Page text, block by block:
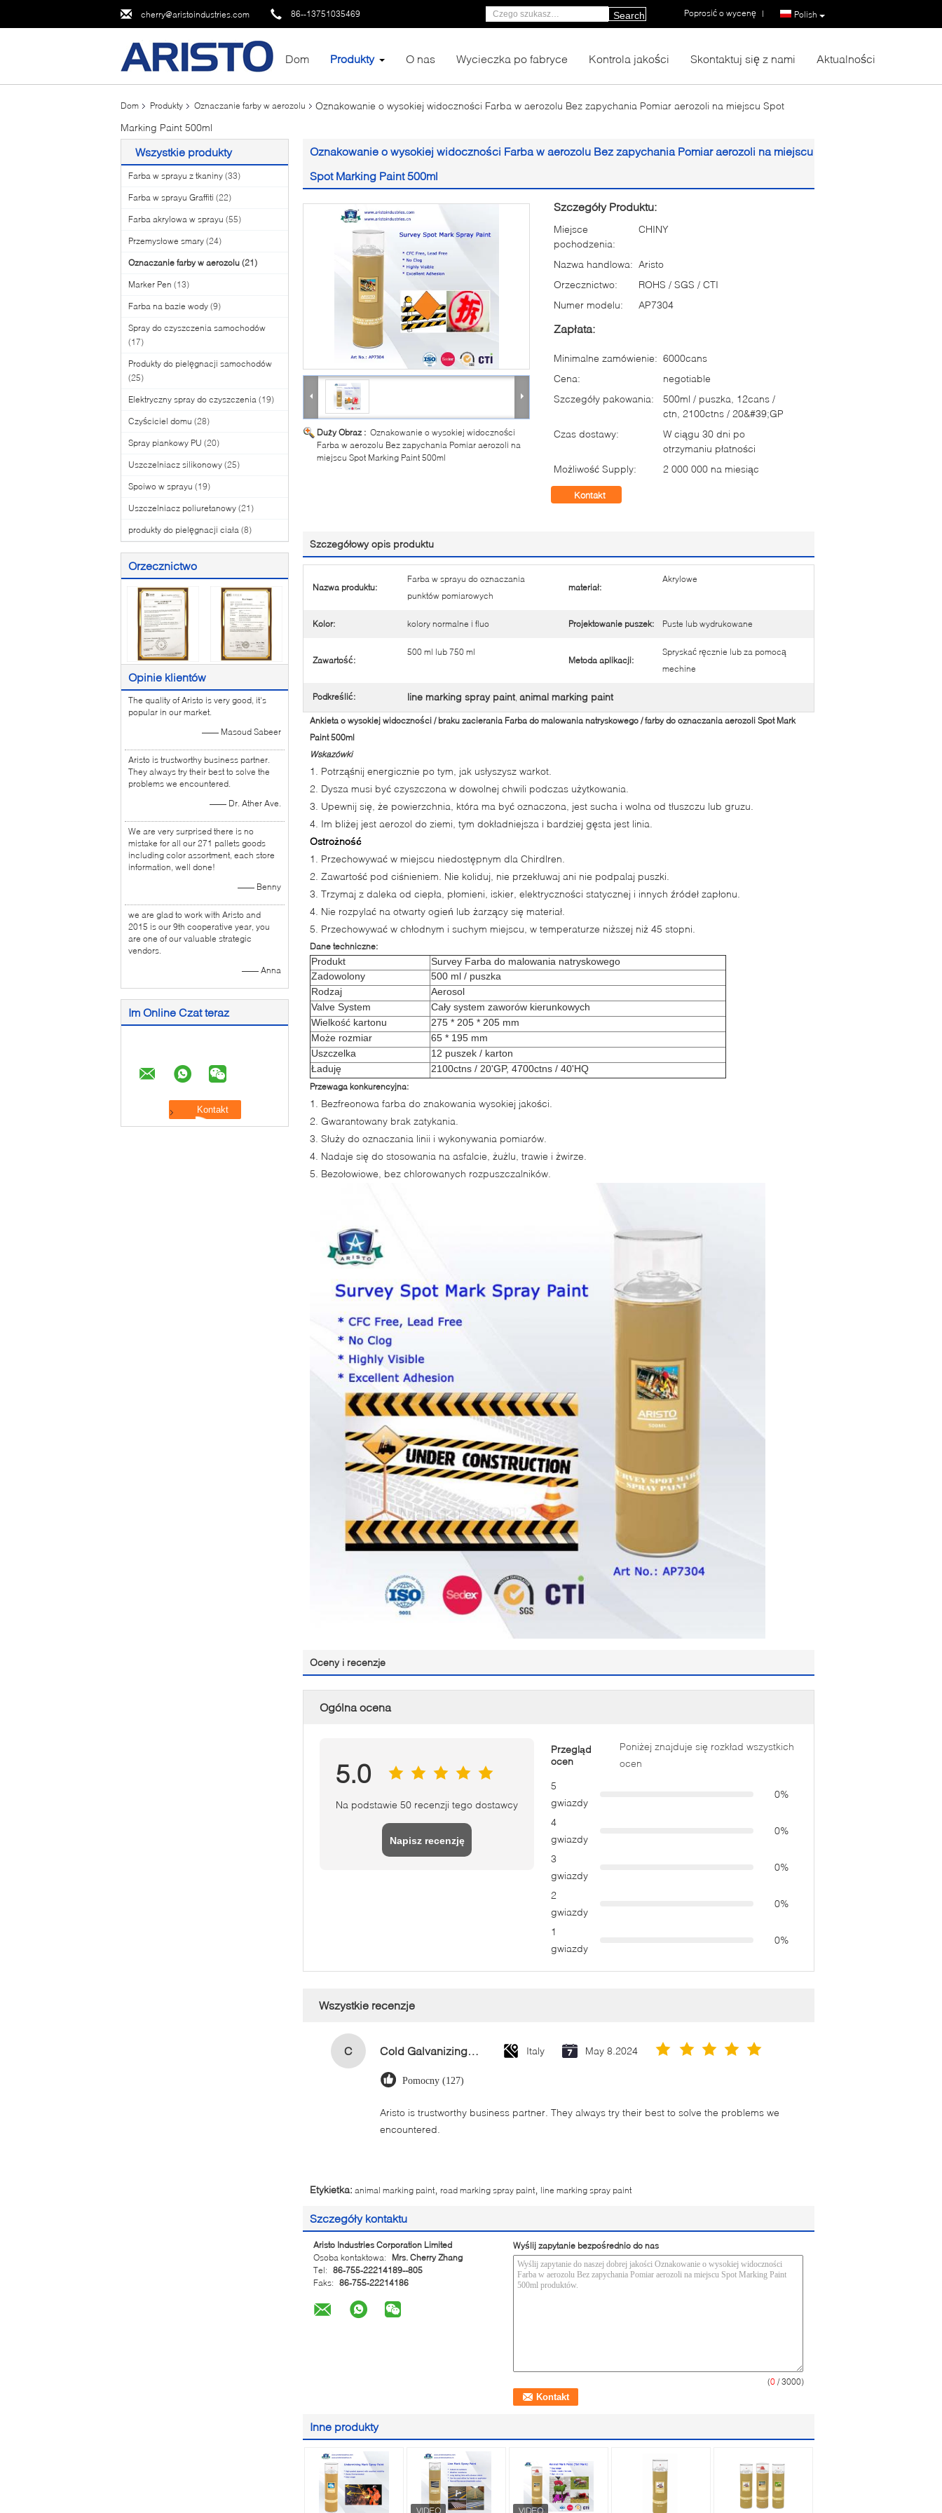
cherry@aristoindustries.com 86--13751035469 Polish
Poprosić o wycenę |
Search
Dom Produkty O nas Wycieczka po fabryce Kontrola jakości Skontaktuj się z nami Aktualności
Dom Produkty Oznaczanie farby w aerozolu
Oznakowanie o wysokiej widoczności Farba w aerozolu Bez zapychania Pomiar aerozoli na miejscu Spot
Marking Paint 500ml
Wszystkie produkty
Farba w sprayu z tkaniny (33)
Farba w sprayu Graffiti (22)
Farba akrylowa w sprayu (55)
Przemysłowe smary (24)
Oznaczanie farby w aerozolu (21)
Marker Pen (13)
Farba na bazie wody (9)
Spray do czyszczenia samochodów
(17)
Produkty do pielęgnacji samochodów
(25)
Elektryczny spray do czyszczenia (19)
Czyściciel domu (28)
Spray piankowy PU (20)
Uszczelniacz silikonowy (25)
Spoiwo w sprayu (19)
Uszczelniacz poliuretanowy (21)
produkty do pielęgnacji ciała (8)
Orzecznictwo
Opinie klientów
The quality of Aristo is very good, it's
popular in our market.
—— Masoud Sabeer
Aristo is trustworthy business partner.
They always try their best to solve the
problems we encountered.
—— Dr. Ather Ave.
We are very surprised there is no
mistake for all our 271 pallets goods
including color assortment, each store
information, well done!
—— Benny
we are glad to work with Aristo and
2015 is our 9th cooperative year, you
are one of our valuable strategic
vendors.
—— Anna
Im Online Czat teraz
Oznakowanie o wysokiej widoczności Farba w aerozolu Bez zapychania Pomiar aerozoli na miejscu
Spot Marking Paint 500ml
Duży Obraz : Oznakowanie o wysokiej widoczności
Farba w aerozolu Bez zapychania Pomiar aerozoli na
miejscu Spot Marking Paint 500ml
Szczegóły Produktu:
Miejsce
pochodzenia:
CHINY
Nazwa handlowa: Aristo
Orzecznictwo:
ROHS / SGS / CTI
Numer modelu:
AP7304
Zapłata:
Minimalne zamówienie: 6000cans
Cena:
negotiable
Szczegóły pakowania:
500ml / puszka, 12cans /
ctn, 2100ctns / 20&#39;GP
Czas dostawy:
W ciągu 30 dni po
otrzymaniu płatności
Możliwość Supply:
2 000 000 na miesiąc
Kontakt
Szczegółowy opis produktu
Nazwa produktu:
Farba w sprayu do oznaczania
punktów pomiarowych
materiał:
Akrylowe
Kolor: kolory normalne i fluo Projektowanie puszek: Puste lub wydrukowane
Zawartość:
500 ml lub 750 ml
Metoda aplikacji:
Spryskać ręcznie lub za pomocą
mechine
Podkreślić: line marking spray paint, animal marking paint
Ankieta o wysokiej widoczności / braku zacierania Farba do malowania natryskowego / farby do oznaczania aerozoli Spot Mark
Paint 500ml
Wskazówki
1. Potrząśnij energicznie po tym, jak usłyszysz warkot.
2. Dysza musi być czyszczona w dowolnej chwili podczas użytkowania.
3. Upewnij się, że powierzchnia, która ma być oznaczona, jest sucha i wolna od tłuszczu lub gruzu.
4. Im bliżej jest aerozol do ziemi, tym dokładniejsza i bardziej gęsta jest linia.
Ostrożność
1. Przechowywać w miejscu niedostępnym dla Chirdlren.
2. Zawartość pod ciśnieniem. Nie koliduj, nie przekłuwaj ani nie podpalaj puszki.
3. Trzymaj z daleka od ciepła, płomieni, iskier, elektryczności statycznej i innych źródeł zapłonu.
4. Nie rozpylać na otwarty ogień lub żarzący się materiał.
5. Przechowywać w chłodnym i suchym miejscu, w temperaturze niższej niż 45 stopni.
Dane techniczne:
Produkt
Survey Farba do malowania natryskowego
Zadowolony
500 ml / puszka
Rodzaj
Aerosol
Valve System
Cały system zaworów kierunkowych
Wielkość kartonu
275 * 205 * 205 mm
Może rozmiar
65 * 195 mm
Uszczelka
12 puszek / karton
Ładuję
2100ctns / 20'GP, 4700ctns / 40'HQ
Przewaga konkurencyjna:
1. Bezfreonowa farba do znakowania wysokiej jakości.
2. Gwarantowany brak zatykania.
3. Służy do oznaczania linii i wykonywania pomiarów.
4. Nadaje się do stosowania na asfalcie, żużlu, trawie i żwirze.
5. Bezołowiowe, bez chlorowanych rozpuszczalników.
Oceny i recenzje
Ogólna ocena
5.0
Na podstawie 50 recenzji tego dostawcy
Napisz recenzję
Przegląd
ocen
Poniżej znajduje się rozkład wszystkich
ocen
5
gwiazdy
0%
4
gwiazdy
0%
3
gwiazdy
0%
2
gwiazdy
0%
1
gwiazdy
0%
Wszystkie recenzje
C Cold Galvanizing Zinc Spray Paint 400ml Italy May 8.2024
Pomocny (127)
Aristo is trustworthy business partner. They always try their best to solve the problems we
encountered.
Etykietka: animal marking paint road marking spray paint line marking spray paint
Szczegóły kontaktu
Aristo Industries Corporation Limited
Osoba kontaktowa:
Mrs. Cherry Zhang
Tel: 86-755-22214189--805
Faks: 86-755-22214186
Wyślij zapytanie bezpośrednio do nas
(0 / 3000)
Inne produkty